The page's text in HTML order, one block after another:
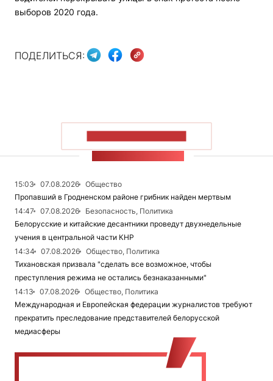
выборов 2020 года.
ПОДЕЛИТЬСЯ:
15:03 07.08.2026
Общество
Пропавший в Гродненском районе грибник найден мертвым
14:47
07.08.2026
Безопасность, Политика
Белорусские и китайские десантники проведут двухнедельные
учения в центральной части КНР
14:34
07.08.2026
Общество, Политика
Тихановская призвала "сделать все возможное, чтобы
преступления режима не остались безнаказанными"
14:13
07.08.2026
Общество, Политика
Международная и Европейская федерации журналистов требуют
прекратить преследование представителей белорусской
медиасферы